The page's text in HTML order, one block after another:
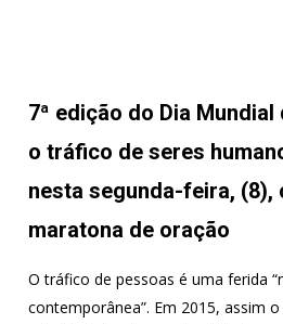
7ª edição do Dia
o tráfico de seres
nesta segunda-feira, (8),
maratona de oração
O tráfico de pessoas é uma ferida
contemporânea”. Em 2015, assim